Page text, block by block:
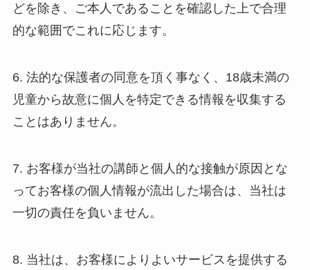
どを除き、ご本人であることを確認した上で合理
的な範囲でこれに応じます。
6. 法的な保護者の同意を頂く事なく、18歳未満の
児童から故意に個人を特定できる情報を収集する
ことはありません。
7. お客様が当社の講師と個人的な接触が原因とな
ってお客様の個人情報が流出した場合は、当社は
一切の責任を負いません。
8. 当社は、お客様によりよいサービスを提供する